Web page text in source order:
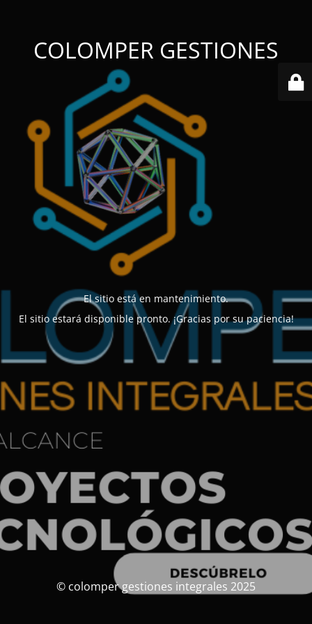
COLOMPER GESTIONES
El sitio está en mantenimiento.
El sitio estará disponible pronto. ¡Gracias por su paciencia!
© colomper gestiones integrales 2025